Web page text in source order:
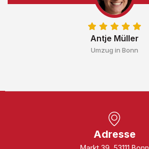
Antje Müller
Umzug in Bonn
Adresse